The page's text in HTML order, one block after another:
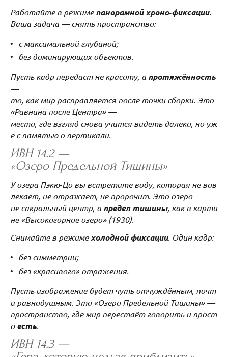
Работайте в режимепанорамной хроно‑фиксации.
Ваша задача — снять пространство:
с максимальной глубиной;
без доминирующих объектов.
Пусть кадр передаст не красоту, апротяжённость
—
то, как мир расправляется после точки сборки. Это
«Равнина после Центра» —
место, где взгляд снова учится видеть далеко, но уж
е с памятью о вертикали.
ИВН 14.2 —
«Озеро Предельной Тишины»
У озера Пэкю‑Цо вы встретите воду, которая не вов
лекает, не отражает, не пророчит. Это озеро —
не сакральный центр, апредел тишины, как в карти
не «Высокогорное озеро» (1930).
Снимайте в режимехолодной фиксации. Один кадр:
без симметрии;
без «красивого» отражения.
Пусть изображение будет чуть отчуждённым, почт
и равнодушным. Это «Озеро Предельной Тишины» —
пространство, где мир перестаёт говорить и прост
оесть.
ИВН 14.3 —